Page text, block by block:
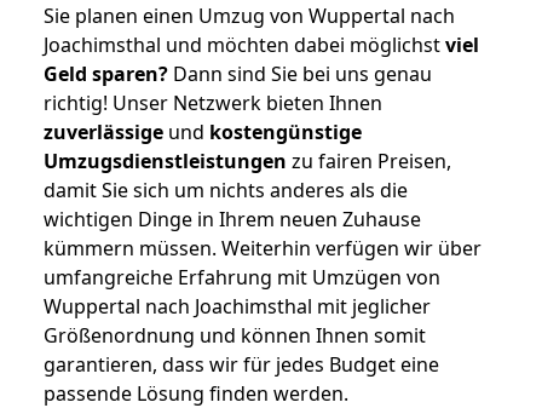
Sie planen einen Umzug von Wuppertal nach
Joachimsthal und möchten dabei möglichstviel
Geld sparen? Dann sind Sie bei uns genau
richtig! Unser Netzwerk bieten Ihnen
zuverlässige und kostengünstige
Umzugsdienstleistungen zu fairen Preisen,
damit Sie sich um nichts anderes als die
wichtigen Dinge in Ihrem neuen Zuhause
kümmern müssen. Weiterhin verfügen wir über
umfangreiche Erfahrung mit Umzügen von
Wuppertal nach Joachimsthal mit jeglicher
Größenordnung und können Ihnen somit
garantieren, dass wir für jedes Budget eine
passende Lösung finden werden.